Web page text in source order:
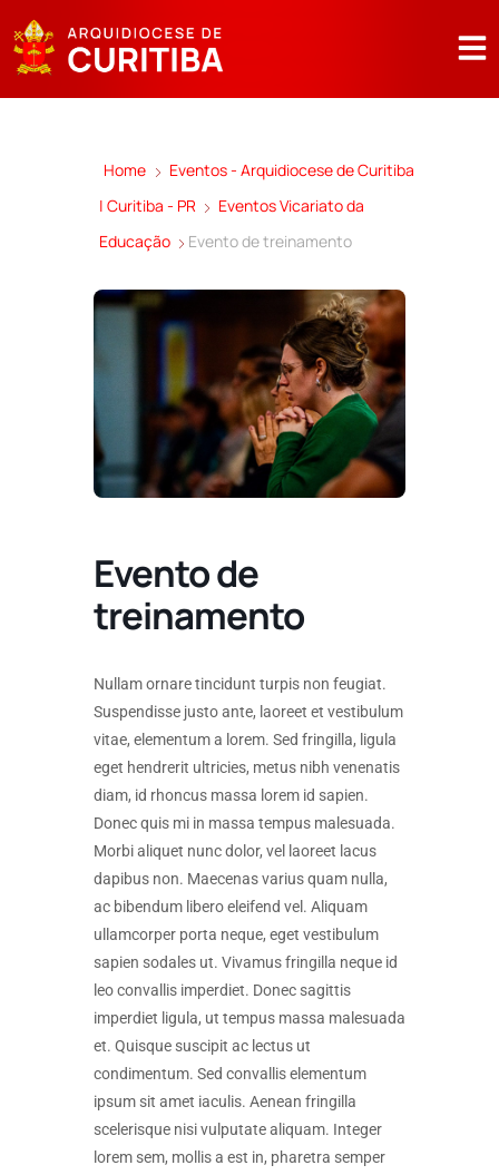
Home
Eventos - Arquidiocese de Curitiba
| Curitiba - PR
Eventos Vicariato da
Educação
Evento de treinamento
Evento de
treinamento
Nullam ornare tincidunt turpis non feugiat.
Suspendisse justo ante, laoreet et vestibulum
vitae, elementum a lorem. Sed fringilla, ligula
eget hendrerit ultricies, metus nibh venenatis
diam, id rhoncus massa lorem id sapien.
Donec quis mi in massa tempus malesuada.
Morbi aliquet nunc dolor, vel laoreet lacus
dapibus non. Maecenas varius quam nulla,
ac bibendum libero eleifend vel. Aliquam
ullamcorper porta neque, eget vestibulum
sapien sodales ut. Vivamus fringilla neque id
leo convallis imperdiet. Donec sagittis
imperdiet ligula, ut tempus massa malesuada
et. Quisque suscipit ac lectus ut
condimentum. Sed convallis elementum
ipsum sit amet iaculis. Aenean fringilla
scelerisque nisi vulputate aliquam. Integer
lorem sem, mollis a est in, pharetra semper